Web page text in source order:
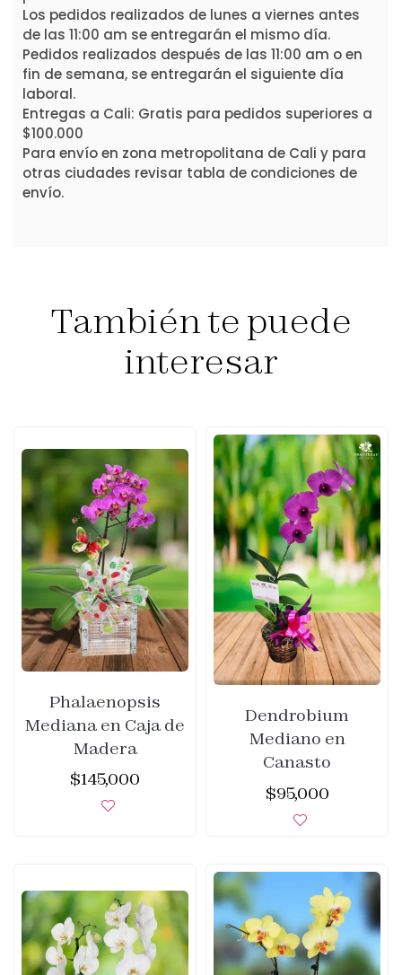
Los pedidos realizados de lunes a viernes antes
de las 11:00 am se entregarán el mismo día.
Pedidos realizados después de las 11:00 am o en
fin de semana, se entregarán el siguiente día
laboral.
Entregas a Cali: Gratis para pedidos superiores a
$100.000
Para envío en zona metropolitana de Cali y para
otras ciudades revisar tabla de condiciones de
envío.
También te puede
interesar
Phalaenopsis
Mediana en Caja de
Madera
$145,000
Dendrobium
Mediano en
Canasto
$95,000